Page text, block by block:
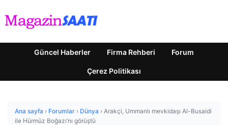
Güncel Haberler Firma Rehberi Forum
Çerez Politikası
Ana sayfa › Forumlar › Dünya › Arakçi, Ummanlı mevkidaşı Al-Busaidi
ile Hürmüz Boğazı’nı görüştü